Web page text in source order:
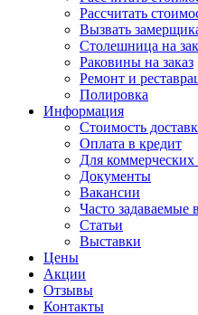
Рассчитать
Вызвать
Столешница на
Раковины на заказ
Ремонт и
Полировка
Информация
Стоимость
Оплата в кредит
Для коммерческих
Документы
Вакансии
Часто задаваемые
Статьи
Выставки
Цены
Акции
Отзывы
Контакты